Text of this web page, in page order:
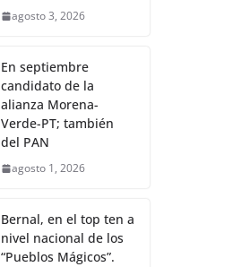
agosto 3, 2026
En septiembre
candidato de la
alianza Morena-
Verde-PT; también
del PAN
agosto 1, 2026
Bernal, en el top ten a
nivel nacional de los
“Pueblos Mágicos”.